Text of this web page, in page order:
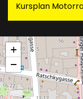
Kursplan
+
−